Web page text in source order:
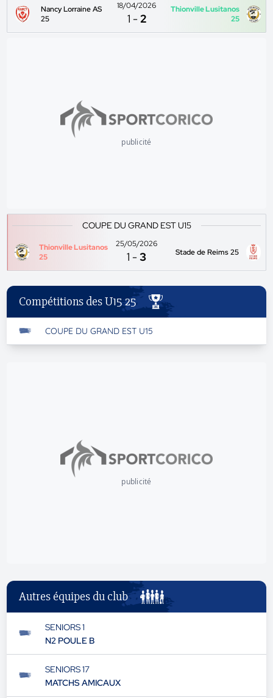
Nancy Lorraine AS
25
18/04/2026
1 -2
Thionville Lusitanos
25
publicité
COUPE DU GRAND EST U15
Thionville Lusitanos
25
25/05/2026
1 -3 Stade de Reims 25
Compétitions des U15 25
COUPE DU GRAND EST U15
publicité
Autres équipes du club
SENIORS 1
N2 POULE B
SENIORS 17
MATCHS AMICAUX